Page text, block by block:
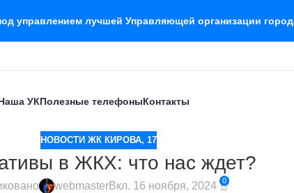
управлением лучшей Управляющей организации
УКПолезные телефоныКонтакты
НОВОСТИ ЖК КИРОВА, 17
в ЖКХ: что нас ждет?
webmasterВкл. 16 ноября, 2024 0